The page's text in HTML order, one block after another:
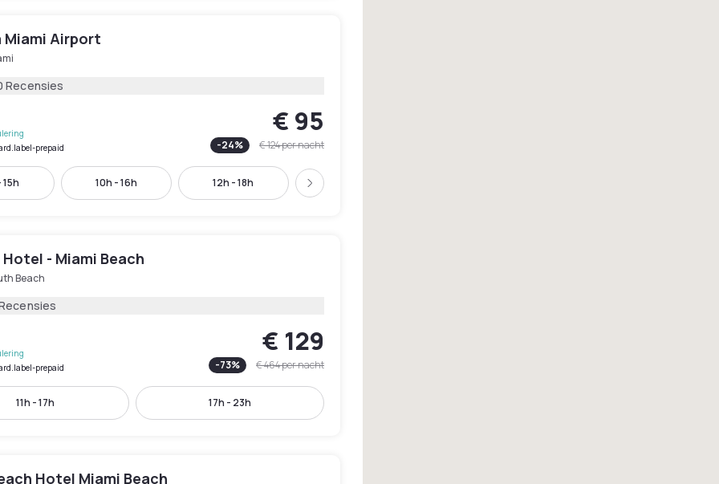
Miami Airport
Recensies
prepaid
€ 95
-24% € 124per nacht
10h - 16h 12h - 18h Volgende
Hotel - Miami Beach
Beach
prepaid
€ 129
-73% € 464per nacht
11h - 17h 17h - 23h
Hotel Miami Beach